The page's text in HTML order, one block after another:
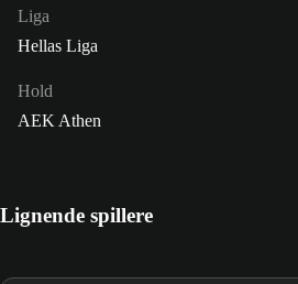
Liga
Hellas Liga
Hold
AEK Athen
Lignende spillere